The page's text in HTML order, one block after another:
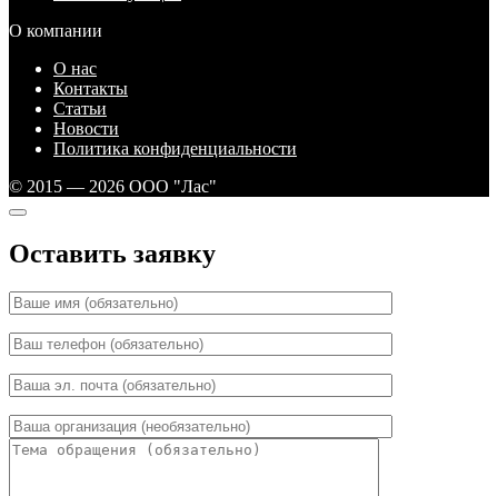
О компании
О нас
Контакты
Статьи
Новости
Политика конфиденциальности
© 2015 — 2026 ООО "Лас"
Оставить заявку